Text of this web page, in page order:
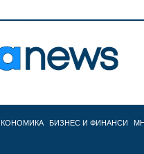
БИЗНЕС И ФИНАНСИ